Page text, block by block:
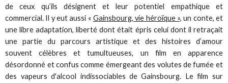
de ceux qu’ils désignent et leur potentiel empathique et
commercial. Il y eut aussi « Gainsbourg, vie héroïque », un conte, et
une libre adaptation, liberté dont était épris celui dont il retraçait
une partie du parcours artistique et des histoires d’amour
souvent célèbres et tumultueuses, un film en apparence
désordonné et confus comme émergeant des volutes de fumée et
des vapeurs d'alcool indissociables de Gainsbourg. Le film sur